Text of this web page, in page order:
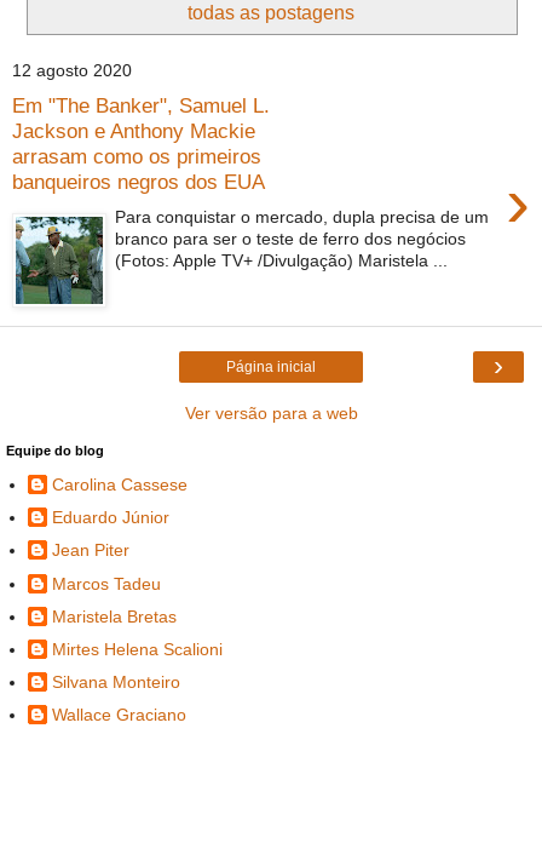
todas as postagens
12 agosto 2020
Em "The Banker", Samuel L.
Jackson e Anthony Mackie
arrasam como os primeiros
banqueiros negros dos EUA
›
Para conquistar o mercado, dupla precisa de um
branco para ser o teste de ferro dos negócios
(Fotos: Apple TV+ /Divulgação) Maristela ...
›
Página inicial
Ver versão para a web
Equipe do blog
Carolina Cassese
Eduardo Júnior
Jean Piter
Marcos Tadeu
Maristela Bretas
Mirtes Helena Scalioni
Silvana Monteiro
Wallace Graciano